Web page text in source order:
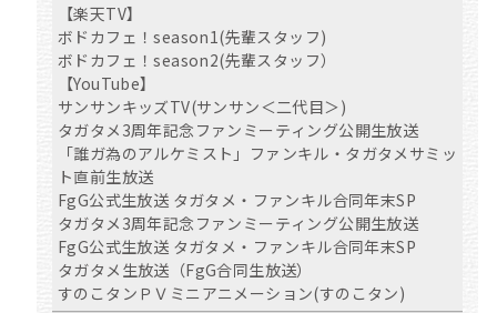
【楽天TV】
ボドカフェ！season1(先輩スタッフ)
ボドカフェ！season2(先輩スタッフ）
【YouTube】
サンサンキッズTV(サンサン＜二代目＞)
タガタメ3周年記念ファンミーティング公開生放送
「誰ガ為のアルケミスト」ファンキル・タガタメサミッ
ト直前生放送
FgG公式生放送 タガタメ・ファンキル合同年末SP
タガタメ3周年記念ファンミーティング公開生放送
FgG公式生放送 タガタメ・ファンキル合同年末SP
タガタメ生放送（FgG合同生放送）
すのこタンＰＶミニアニメーション(すのこタン)